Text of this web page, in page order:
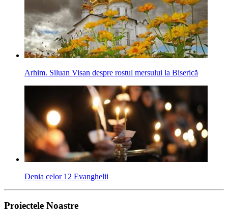
Arhim. Siluan Visan despre rostul mersului la Biserică
Denia celor 12 Evanghelii
Proiectele Noastre